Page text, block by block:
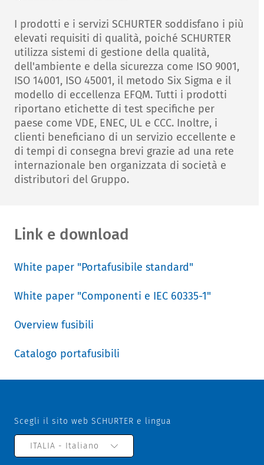
I prodotti e i servizi SCHURTER soddisfano i più
elevati requisiti di qualità, poiché SCHURTER
utilizza sistemi di gestione della qualità,
dell'ambiente e della sicurezza come ISO 9001,
ISO 14001, ISO 45001, il metodo Six Sigma e il
modello di eccellenza EFQM. Tutti i prodotti
riportano etichette di test specifiche per
paese come VDE, ENEC, UL e CCC. Inoltre, i
clienti beneficiano di un servizio eccellente e
di tempi di consegna brevi grazie ad una rete
internazionale ben organizzata di società e
distributori del Gruppo.
Link e download
White paper "Portafusibile standard"
White paper "Componenti e IEC 60335-1"
Overview fusibili
Catalogo portafusibili
Scegli il sito web SCHURTER e lingua
ITALIA - Italiano